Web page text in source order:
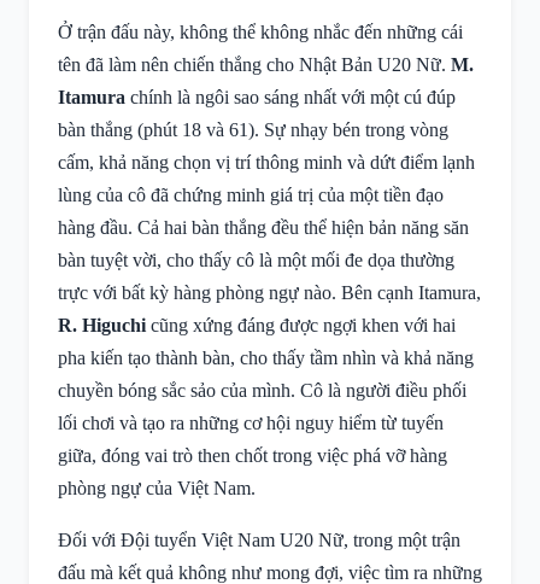
Ở trận đấu này, không thể không nhắc đến những cái
tên đã làm nên chiến thắng cho Nhật Bản U20 Nữ. M.
Itamura chính là ngôi sao sáng nhất với một cú đúp
bàn thắng (phút 18 và 61). Sự nhạy bén trong vòng
cấm, khả năng chọn vị trí thông minh và dứt điểm lạnh
lùng của cô đã chứng minh giá trị của một tiền đạo
hàng đầu. Cả hai bàn thắng đều thể hiện bản năng săn
bàn tuyệt vời, cho thấy cô là một mối đe dọa thường
trực với bất kỳ hàng phòng ngự nào. Bên cạnh Itamura,
R. Higuchi cũng xứng đáng được ngợi khen với hai
pha kiến tạo thành bàn, cho thấy tầm nhìn và khả năng
chuyền bóng sắc sảo của mình. Cô là người điều phối
lối chơi và tạo ra những cơ hội nguy hiểm từ tuyến
giữa, đóng vai trò then chốt trong việc phá vỡ hàng
phòng ngự của Việt Nam.
Đối với Đội tuyển Việt Nam U20 Nữ, trong một trận
đấu mà kết quả không như mong đợi, việc tìm ra những